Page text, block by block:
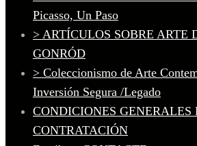
Picasso, Un Paso
> ARTÍCULOS SOBRE ARTE
GONRÓD
> Coleccionismo de Arte
Inversión Segura /Legado
CONDICIONES GENERALES
CONTRATACIÓN